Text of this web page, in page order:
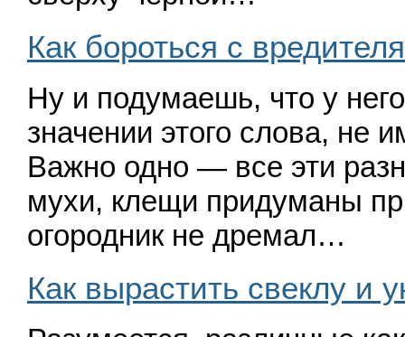
Как бороться с
Ну и подумаешь, что у
значении этого слова, не
Важно одно — все эти
мухи, клещи придуманы
огородник не дремал…
Как вырастить свеклу и